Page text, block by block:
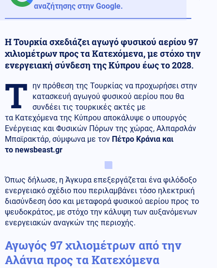
αναζήτησης στην Google.
Η Τουρκία σχεδιάζει αγωγό φυσικού αερίου 97
χιλιομέτρων προς τα Κατεχόμενα, με στόχο την
ενεργειακή σύνδεση της Κύπρου έως το 2028.
Τ
ην πρόθεση της Τουρκίας να προχωρήσει στην
κατασκευή αγωγού φυσικού αερίου που θα
συνδέει τις τουρκικές ακτές με
τα Κατεχόμενα της Κύπρου αποκάλυψε ο υπουργός
Ενέργειας και Φυσικών Πόρων της χώρας, Αλπαρσλάν
Μπαϊρακτάρ, σύμφωνα με τον Πέτρο Κράνια και
το newsbeast.gr
Όπως δήλωσε, η Άγκυρα επεξεργάζεται ένα φιλόδοξο
ενεργειακό σχέδιο που περιλαμβάνει τόσο ηλεκτρική
διασύνδεση όσο και μεταφορά φυσικού αερίου προς το
ψευδοκράτος, με στόχο την κάλυψη των αυξανόμενων
ενεργειακών αναγκών της περιοχής.
Αγωγός 97 χιλιομέτρων από την
Αλάνια προς τα Κατεχόμενα